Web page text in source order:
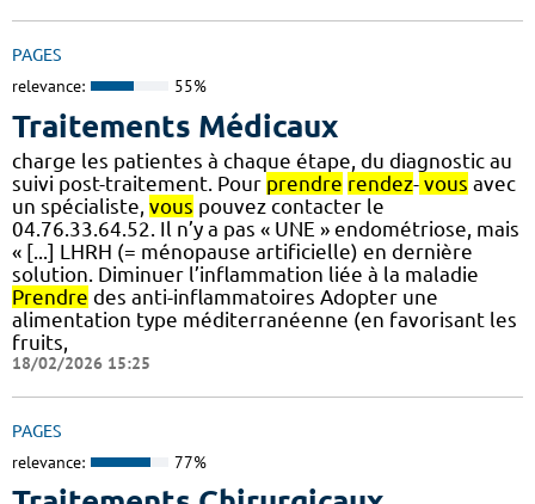
PAGES
relevance: 55%
Traitements Médicaux
charge les patientes à chaque étape, du diagnostic au
suivi post-traitement. Pour prendre rendez- vous avec
un spécialiste, vous pouvez contacter le
04.76.33.64.52. Il n’y a pas « UNE » endométriose, mais
« [...] LHRH (= ménopause artificielle) en dernière
solution. Diminuer l’inflammation liée à la maladie
Prendre des anti-inflammatoires Adopter une
alimentation type méditerranéenne (en favorisant les
fruits,
18/02/2026 15:25
PAGES
relevance: 77%